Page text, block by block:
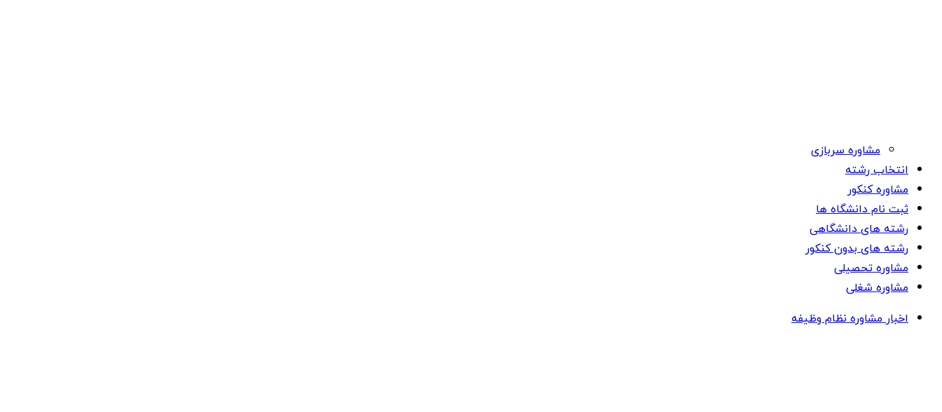
مشاوره سربازی
انتخاب رشته
مشاوره کنکور
ثبت نام دانشگاه ها
رشته های دانشگاهی
رشته های بدون کنکور
مشاوره تحصیلی
مشاوره شغلی
اخبار مشاوره نظام وظیفه